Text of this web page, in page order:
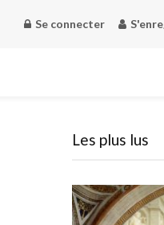
Se connecter
Les plus lus